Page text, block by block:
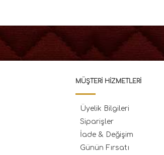
MÜŞTERI HIZMETLERI
Üyelik Bilgileri
Siparişler
İade & Değişim
Günün Fırsatı